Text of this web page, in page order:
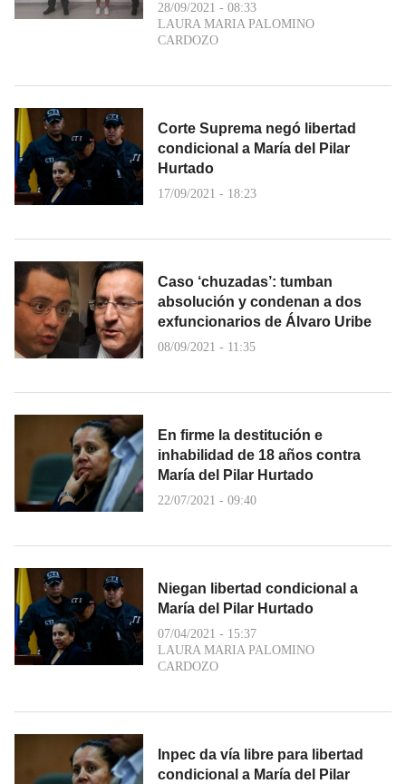
28/09/2021 - 08:33
LAURA MARIA PALOMINO
CARDOZO
Corte Suprema negó libertad
condicional a María del Pilar
Hurtado
17/09/2021 - 18:23
Caso ‘chuzadas’: tumban
absolución y condenan a dos
exfuncionarios de Álvaro Uribe
08/09/2021 - 11:35
En firme la destitución e
inhabilidad de 18 años contra
María del Pilar Hurtado
22/07/2021 - 09:40
Niegan libertad condicional a
María del Pilar Hurtado
07/04/2021 - 15:37
LAURA MARIA PALOMINO
CARDOZO
Inpec da vía libre para libertad
condicional a María del Pilar